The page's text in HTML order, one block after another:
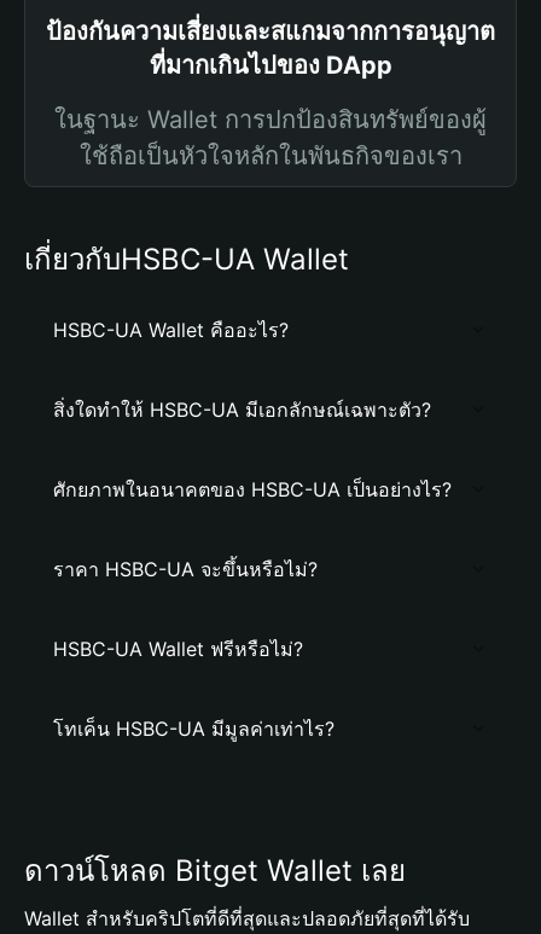
ป้องกันความเสี่ยงและสแกมจากการอนุญาต
ที่มากเกินไปของ DApp
ในฐานะ Wallet การปกป้องสินทรัพย์ของผู้
ใช้ถือเป็นหัวใจหลักในพันธกิจของเรา
เกี่ยวกับHSBC-UA Wallet
HSBC-UA Wallet คืออะไร?
สิ่งใดทำให้ HSBC-UA มีเอกลักษณ์เฉพาะตัว?
ศักยภาพในอนาคตของ HSBC-UA เป็นอย่างไร?
ราคา HSBC-UA จะขึ้นหรือไม่?
HSBC-UA Wallet ฟรีหรือไม่?
โทเค็น HSBC-UA มีมูลค่าเท่าไร?
ดาวน์โหลด Bitget Wallet เลย
Wallet สำหรับคริปโตที่ดีที่สุดและปลอดภัยที่สุดที่ได้รับ